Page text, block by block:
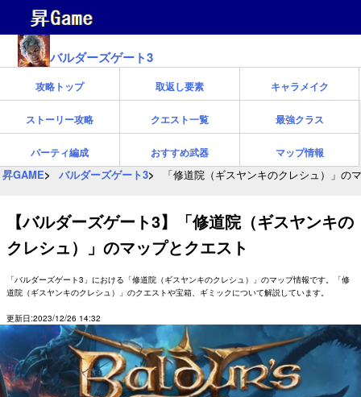
バルダーズゲート3
攻略トップ 取返し要素 キャラメイク
ストーリー攻略 クエスト一覧 最強クラス
パーティ編成 おすすめ武器 マップ情報
昇GAME バルダーズゲート3 「修道院（ギスヤンキのクレシュ）」の
【バルダーズゲート3】「修道院（ギスヤンキの
クレシュ）」のマップとクエスト
「バルダーズゲート3」における「修道院（ギスヤンキのクレシュ）」のマップ情報です。「修
道院（ギスヤンキのクレシュ）」のクエストや宝箱、ギミックについて解説しています。
更新日:2023/12/26 14:32